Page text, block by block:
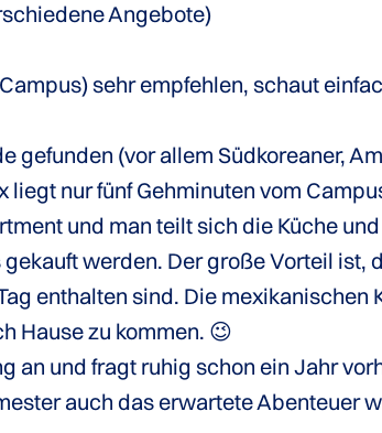
Angebote)
sehr empfehlen, schaut
(vor allem Südkoreaner,
nur fünf Gehminuten vom
und man teilt sich die Küche
werden. Der große Vorteil ist,
enthalten sind. Die mexikanischen
Hause zu kommen. 😉
an und fragt ruhig schon ein Jahr
auch das erwartete Abenteuer